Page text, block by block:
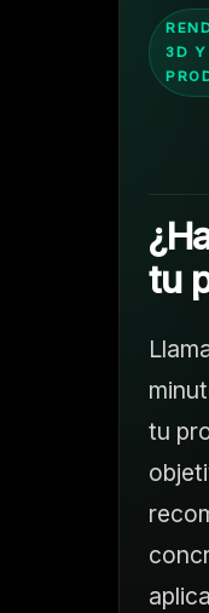
3D Y
tu
tu